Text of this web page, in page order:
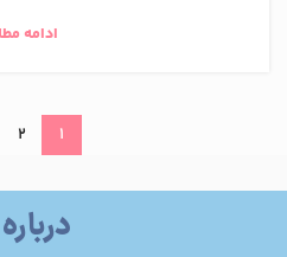
ادامه
1
2